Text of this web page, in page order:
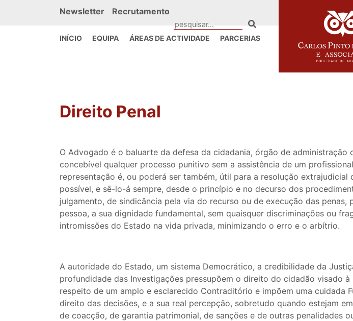
Newsletter Recrutamento
INÍCIO EQUIPA ÁREAS DE ACTIVIDADE PARCERIAS
Direito Penal
O Advogado é o baluarte da defesa da cidadania, órgão de administração
concebível qualquer processo punitivo sem a assistência de um
representação é, ou poderá ser também, útil para a resolução
possível, e sê-lo-á sempre, desde o princípio e no decurso dos
julgamento, de sindicância pela via do recurso ou de execução das penas,
pessoa, a sua dignidade fundamental, sem quaisquer discriminações ou
intromissões do Estado na vida privada, minimizando o erro e o arbítrio.
A autoridade do Estado, um sistema Democrático, a credibilidade da
profundidade das Investigações pressupõem o direito do cidadão visado
respeito de um amplo e esclarecido Contraditório e impõem uma cuidada
direito das decisões, e a sua real percepção, sobretudo quando estejam
de coacção, de garantia patrimonial, de sanções e de outras penalidades